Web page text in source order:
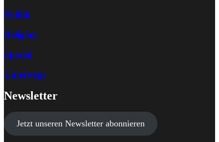
Politik
Religion
Spezial
Unterwegs
Newsletter
Jetzt unseren Newsletter abonnieren